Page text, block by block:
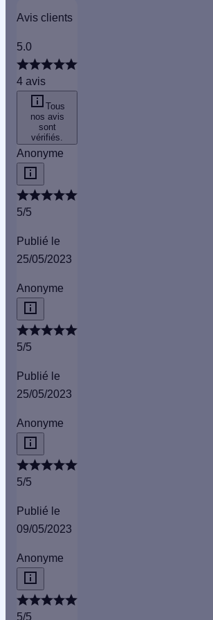
Avis clients
5.0
4 avis
Tous
nos avis
sont
vérifiés.
Anonyme
5/5
Publié le
25/05/2023
Anonyme
5/5
Publié le
25/05/2023
Anonyme
5/5
Publié le
09/05/2023
Anonyme
5/5